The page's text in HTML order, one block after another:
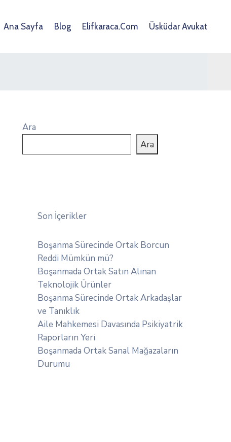
Ana Sayfa Blog Elifkaraca.com Üsküdar Avukat
Ara
Ara
Son İçerikler
Boşanma Sürecinde Ortak Borcun
Reddi Mümkün mü?
Boşanmada Ortak Satın Alınan
Teknolojik Ürünler
Boşanma Sürecinde Ortak Arkadaşlar
ve Tanıklık
Aile Mahkemesi Davasında Psikiyatrik
Raporların Yeri
Boşanmada Ortak Sanal Mağazaların
Durumu